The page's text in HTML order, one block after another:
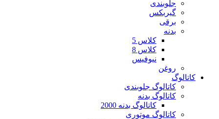
جلوبندی
گیربکس
برقی
بدنه
کلاس 5
کلاس 8
نیوفیس
روغن
کاتالوگ
کاتالوگ جلوبندی
کاتالوگ بدنه
کاتالوگ بدنه 2000
کاتالوگ موتوری